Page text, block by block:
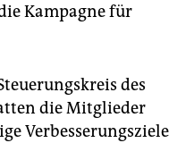
Kampagne für
des
die Mitglieder
Verbesserungsziele